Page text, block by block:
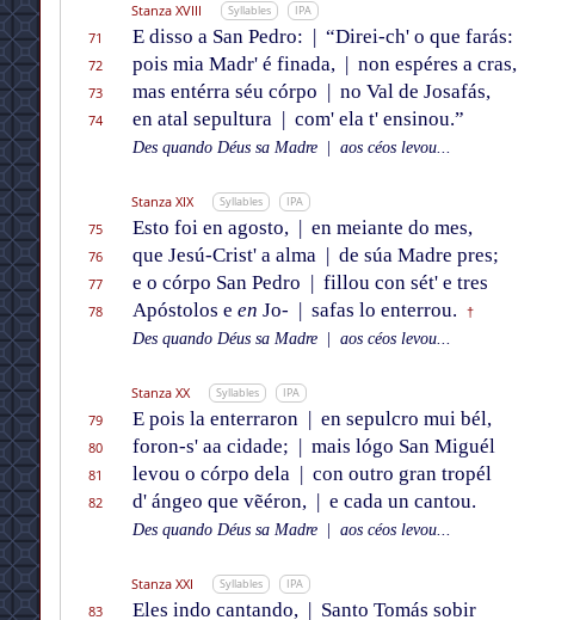
Stanza XVIII Syllables IPA
71 E disso a San Pedro: | “Direi-ch' o que farás:
72
pois mia Madr' é finada, | non espéres a cras,
73
mas entérra séu córpo | no Val de Josafás,
74
en atal sepultura | com' ela t' ensinou.”
Des quando Déus sa Madre
aos céos levou...
Stanza XIX Syllables IPA
75 Esto foi en agosto, | en meiante do mes,
76
que Jesú-Crist' a alma | de súa Madre pres;
77
e o córpo San Pedro | fillou con sét' e tres
78
Apóstolos e en Jo- | safas lo enterrou. †
Des quando Déus sa Madre
aos céos levou...
Stanza XX Syllables IPA
79 E pois la enterraron | en sepulcro mui bél,
80
foron-s' aa cidade; | mais lógo San Miguél
81
levou o córpo dela | con outro gran tropél
82
d' ángeo que vẽéron, | e cada un cantou.
Des quando Déus sa Madre
aos céos levou...
Stanza XXI Syllables IPA
83 Eles indo cantando, | Santo Tomás sobir